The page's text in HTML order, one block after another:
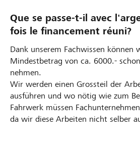
Que se passe-t-il avec
fois le financement réuni?
Dank unserem Fachwissen können
Mindestbetrag von ca. 6000.-
nehmen.
Wir werden einen Grossteil der
ausführen und wo nötig wie zum
Fahrwerk müssen
da wir diese Arbeiten nicht selber